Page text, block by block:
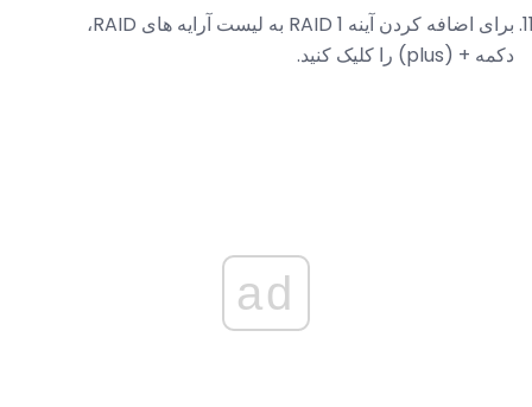
برای اضافه کردن آینه RAID 1 به لیست آرایه های RAID،
دکمه + (plus) را کلیک کنید.
ad